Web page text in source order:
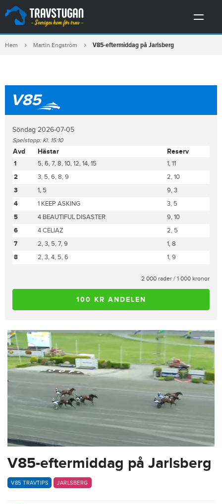
Hem Martin Engström V85-eftermiddag på Jarlsberg
V85
Söndag 2026-07-05
Spelstopp: Kl. 15:10
Avd Hästar Reserv
1 5, 6, 7, 8, 10, 12, 14, 15
1, 11
2
3, 5, 6, 8, 9
2, 10
3
1, 5
9, 3
4
1 KEEP ASKING
3, 5
5
4 BEAUTIFUL DISASTER
9, 10
6
4 CELIAZ
2, 5
7
2, 3, 5, 7, 9
1, 8
8
2, 3, 4, 5, 6 1, 9
2 000 rader / 1 000 kronor
100 KR ANDELEN
V85-eftermiddag på Jarlsberg
V85 TRAVTIPS JARLSBERG